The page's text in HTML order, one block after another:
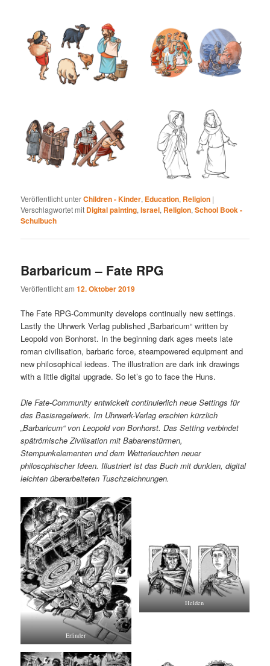
Veröffentlicht unterChildren - Kinder, Education, Religion |
Verschlagwortet mit Digital painting,Israel, Religion,School Book -
Schulbuch
Barbaricum – Fate RPG
Veröffentlicht am12. Oktober 2019
The Fate RPG-Community develops continually new settings.
Lastly the Uhrwerk Verlag published „Barbaricum“ written by
Leopold von Bonhorst. In the beginning dark ages meets late
roman civilisation, barbaric force, steampowered equipment and
new philosophical iedeas. The illustration are dark ink drawings
with a little digital upgrade. So let’s go to face the Huns.
Die Fate-Community entwickelt continuierlich neue Settings für
das Basisregelwerk. Im Uhrwerk-Verlag erschien kürzlich
„Barbaricum“ von Leopold von Bonhorst. Das Setting verbindet
spätrömische Zivilisation mit Babarenstürmen,
Stempunkelementen und dem Wetterleuchten neuer
philosophischer Ideen. Illustriert ist das Buch mit dunklen, digital
leichten überarbeiteten Tuschzeichnungen.
Erfinder
Helden